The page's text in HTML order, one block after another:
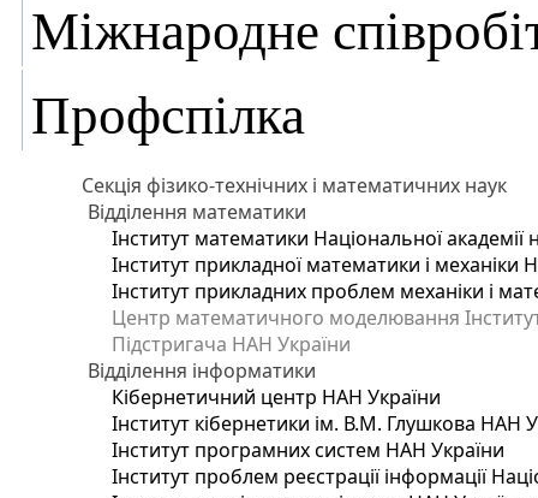
Міжнародне
Профспілка
Секція фізико-технічних і математичних наук
Відділення математики
Інститут математики Національної академії
Інститут прикладної математики і механіки
Інститут прикладних проблем механіки і
Центр математичного моделювання
Підстригача НАН України
Відділення інформатики
Кібернетичний центр НАН України
Інститут кібернетики ім. В.М. Глушкова НАН
Інститут програмних систем НАН України
Інститут проблем реєстрації інформації